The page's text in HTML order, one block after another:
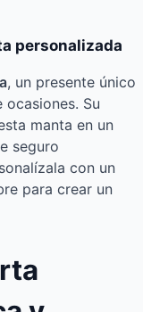
personalizada
, un presente único
Su
manta en un
seguro
con un
para crear un